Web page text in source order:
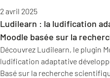
2 avril 2025
Ludilearn : la ludification
Moodle basée sur la
Découvrez Ludilearn, le plugin
ludification adaptative
Basé sur la recherche